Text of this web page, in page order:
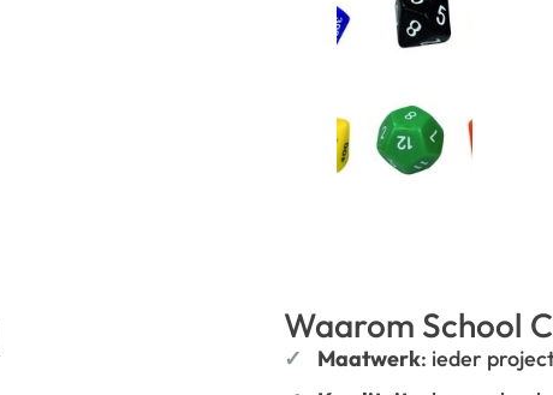
Waarom School
Maatwerk: ieder